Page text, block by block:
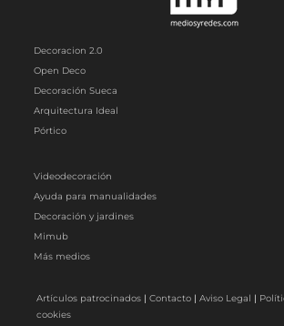
Decoracion 2.0
Open Deco
Decoración Sueca
Arquitectura Ideal
Pórtico
Videodecoración
Ayuda para manualidades
Decoración y jardines
Mimub
Más medios
Artículos patrocinados |Contacto |Aviso Legal |
cookies